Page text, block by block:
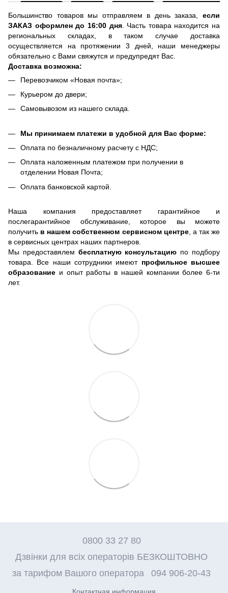
Большинство товаров мы отправляем в день заказа, если
ЗАКАЗ оформлен до 16:00 дня. Часть товара находится на
региональных складах, в таком случае доставка
осуществляется на протяжении 3 дней, наши менеджеры
обязательно с Вами свяжутся и предупредят Вас.
Доставка возможна:
Перевозчиком «Новая почта»;
Курьером до двери;
Самовывозом из нашего склада.
Мы принимаем платежи в удобной для Вас форме:
Оплата по безналичному расчету с НДС;
Оплата наложенным платежом при получении в
отделении Новая Почта;
Оплата банковской картой.
Наша компания предоставляет гарантийное и
послегарантийное обслуживание, которое вы можете
получить в нашем собственном сервисном центре, а так же
в сервисных центрах наших партнеров.
Мы предоставялем бесплатную консультацию по подбору
товара. Все наши сотрудники имеют профильное высшее
образование и опыт работы в нашей компании более 6-ти
лет.
0800 33 27 80
Дзвінки для всіх операторів БЕЗКОШТОВНО
за тарифом Вашого оператора
094 906-20-43
Контактная информация